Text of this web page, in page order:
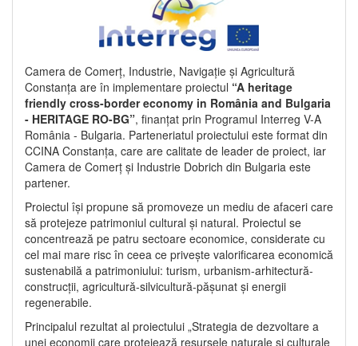
Camera de Comerț, Industrie, Navigație și Agricultură
Constanța are în implementare proiectul “A heritage
friendly cross-border economy in România and Bulgaria
- HERITAGE RO-BG”, finanțat prin Programul Interreg V-A
România - Bulgaria. Parteneriatul proiectului este format din
CCINA Constanța, care are calitate de leader de proiect, iar
Camera de Comerț și Industrie Dobrich din Bulgaria este
partener.
Proiectul își propune să promoveze un mediu de afaceri care
să protejeze patrimoniul cultural și natural. Proiectul se
concentrează pe patru sectoare economice, considerate cu
cel mai mare risc în ceea ce privește valorificarea economică
sustenabilă a patrimoniului: turism, urbanism-arhitectură-
construcții, agricultură-silvicultură-pășunat și energii
regenerabile.
Principalul rezultat al proiectului „Strategia de dezvoltare a
unei economii care protejează resursele naturale și culturale